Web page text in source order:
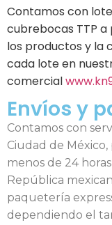
Contamos con
cubrebocas TTP
los productos y la
cada lote en
comercial
Envíos y
Contamos con
Ciudad de
menos de 24
República
paquetería
dependiendo el